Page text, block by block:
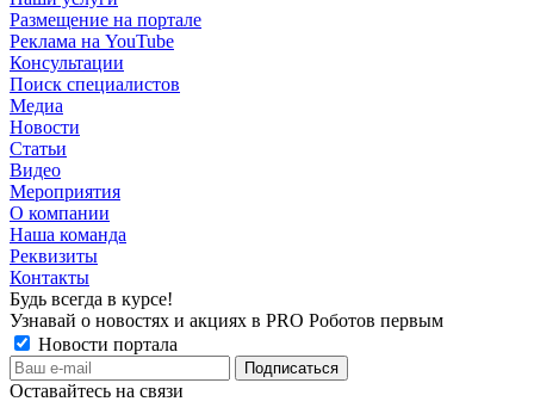
Размещение на портале
Реклама на YouTube
Консультации
Поиск специалистов
Медиа
Новости
Статьи
Видео
Мероприятия
О компании
Наша команда
Реквизиты
Контакты
Будь всегда в курсе!
Узнавай о новостях и акциях в PRO Роботов первым
Новости портала
Оставайтесь на связи